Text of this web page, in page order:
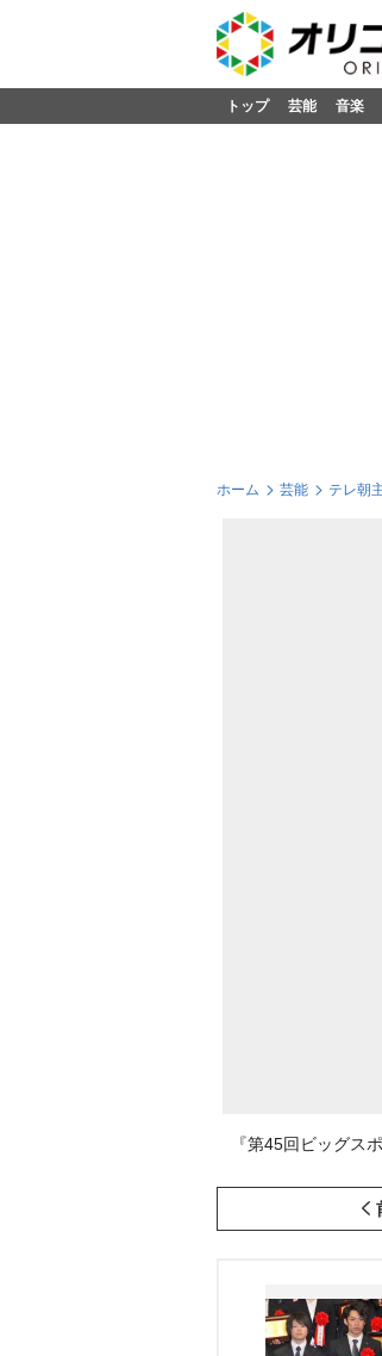
トップ 芸能 音楽
ホーム 芸能 テレ朝
『第45回ビッグス